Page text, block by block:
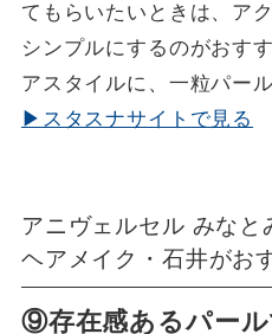
てもらいたいときは、ア
シンプルにするのがおす
アスタイルに、一粒パー
▶スタスナサイトで見る
アニヴェルセル みなと
ヘアメイク・石井がお
⑨存在感あるパー